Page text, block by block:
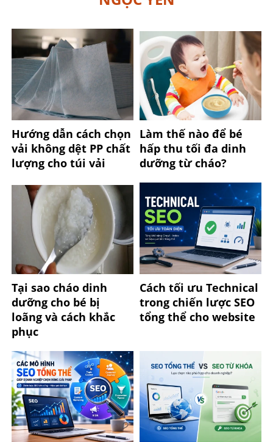
Hướng dẫn cách chọn
vải không dệt PP chất
lượng cho túi vải
Làm thế nào để bé
hấp thu tối đa dinh
dưỡng từ cháo?
Tại sao cháo dinh
dưỡng cho bé bị
loãng và cách khắc
phục
Cách tối ưu Technical
trong chiến lược SEO
tổng thể cho website